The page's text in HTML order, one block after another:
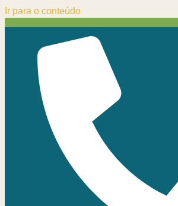
Ir para o conteúdo